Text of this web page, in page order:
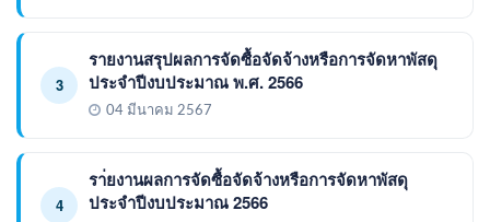
3
รายงานสรุปผลการจัดซื้อจัดจ้างหรือการจัดหาพัสดุ
ประจำปีงบประมาณ พ.ศ. 2566
04 มีนาคม 2567
4
รา่ยงานผลการจัดซื้อจัดจ้างหรือการจัดหาพัสดุ
ประจำปีงบประมาณ 2566